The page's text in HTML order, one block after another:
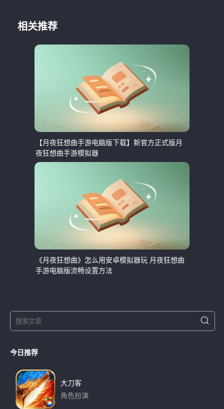
相关推荐
【月夜狂想曲手游电脑版下载】新官方正式版月
夜狂想曲手游模拟器
《月夜狂想曲》怎么用安卓模拟器玩 月夜狂想曲
手游电脑版流畅设置方法
e
r
S
e
今日推荐
大刀客
角色扮演